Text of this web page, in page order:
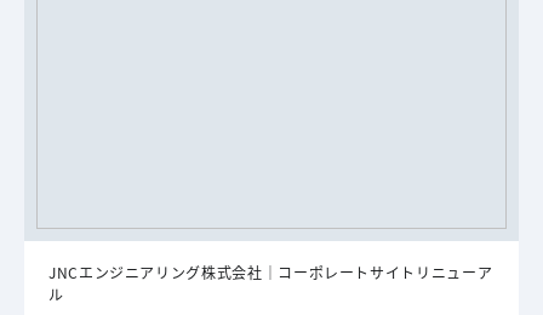
JNCエンジニアリング株式会社｜コーポレートサイトリニューア
ル